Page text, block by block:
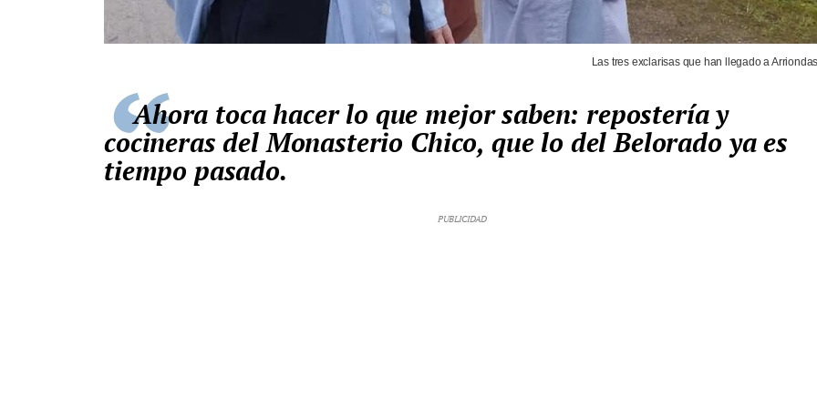
Las tres exclarisas que han llegado a
Ahora toca hacer lo que mejor saben: repostería y
cocineras del Monasterio Chico, que lo del Belorado ya es
tiempo pasado.